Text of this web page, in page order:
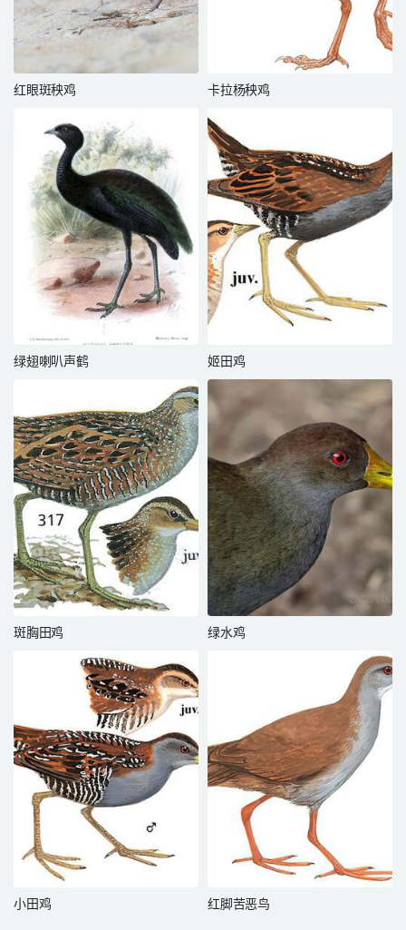
红眼斑秧鸡 卡拉杨秧鸡
绿翅喇叭声鹤 姬田鸡
斑胸田鸡 绿水鸡
小田鸡 红脚苦恶鸟